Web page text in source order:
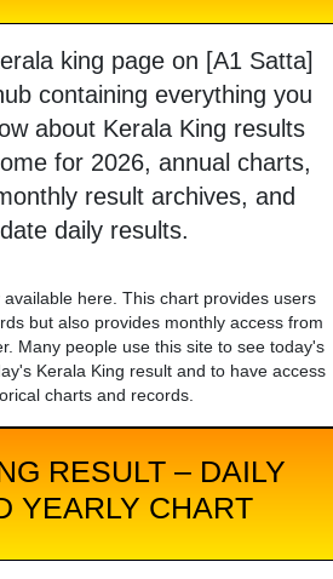
king page on [A1 Satta]
containing everything you
about Kerala King results
for 2026, annual charts,
result archives, and
daily results.
here. This chart provides users
but also provides monthly access from
Many people use this site to see today's
Kerala King result and to have access
charts and records.
RESULT – DAILY
YEARLY CHART